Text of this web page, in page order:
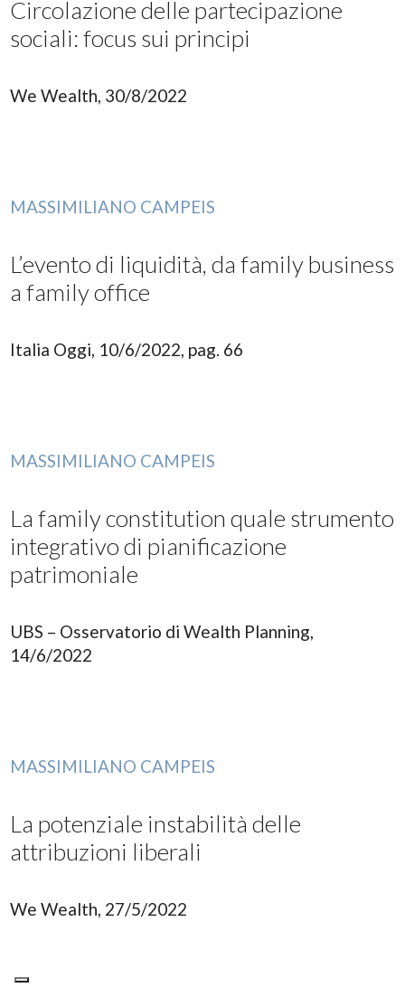
Circolazione delle partecipazione
sociali: focus sui principi
We Wealth, 30/8/2022
MASSIMILIANO CAMPEIS
L’evento di liquidità, da family business
a family office
Italia Oggi, 10/6/2022, pag. 66
MASSIMILIANO CAMPEIS
La family constitution quale strumento
integrativo di pianificazione
patrimoniale
UBS – Osservatorio di Wealth Planning,
14/6/2022
MASSIMILIANO CAMPEIS
La potenziale instabilità delle
attribuzioni liberali
We Wealth, 27/5/2022